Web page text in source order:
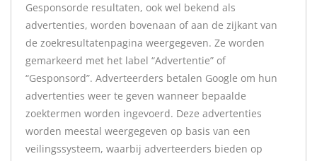
Gesponsorde resultaten, ook wel bekend als
advertenties, worden bovenaan of aan de zijkant van
de zoekresultatenpagina weergegeven. Ze worden
gemarkeerd met het label “Advertentie” of
“Gesponsord”. Adverteerders betalen Google om hun
advertenties weer te geven wanneer bepaalde
zoektermen worden ingevoerd. Deze advertenties
worden meestal weergegeven op basis van een
veilingssysteem, waarbij adverteerders bieden op